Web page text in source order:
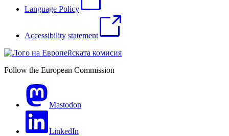
Language Policy
Accessibility statement
Follow the European Commission
Mastodon
LinkedIn